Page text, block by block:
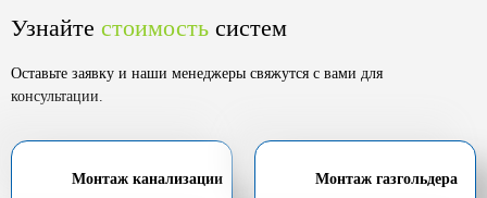
Узнайте стоимость систем
Оставьте заявку и наши менеджеры свяжутся с вами для
консультации.
Монтаж канализации Монтаж газгольдера